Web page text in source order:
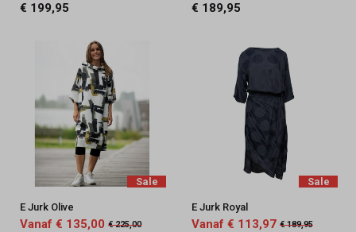
€ 199,95 € 189,95
Sale
E Jurk Olive
Vanaf € 135,00 € 225,00
Sale
E Jurk Royal
Vanaf € 113,97 € 189,95